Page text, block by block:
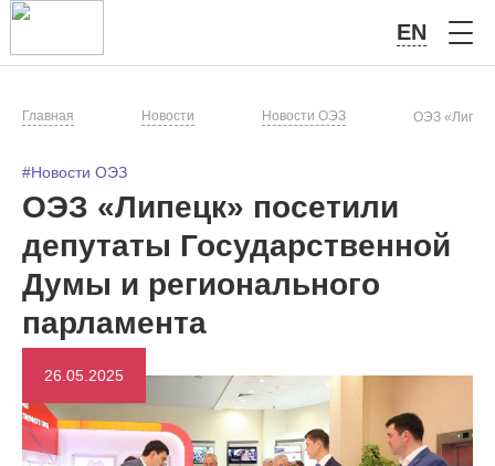
EN
Главная Новости Новости ОЭЗ ОЭЗ
#Новости ОЭЗ
ОЭЗ «Липецк» посетили
депутаты Государственной
Думы и регионального
парламента
26.05.2025